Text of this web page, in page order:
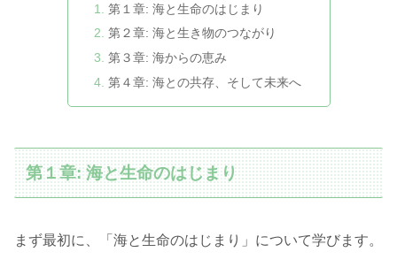
第１章: 海と生命のはじまり
第２章: 海と生き物のつながり
第３章: 海からの恵み
第４章: 海との共存、そして未来へ
第１章: 海と生命のはじまり
まず最初に、「海と生命のはじまり」について学びます。